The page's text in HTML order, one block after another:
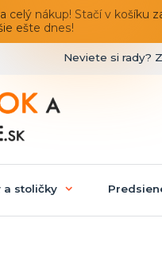
nákup! Stačí v košíku
ešte dnes!
Neviete si rady?
a stoličky